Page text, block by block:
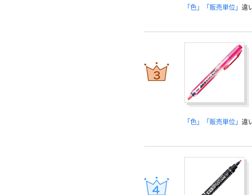
「色」「販売単位」 違
「色」「販売単位」 違